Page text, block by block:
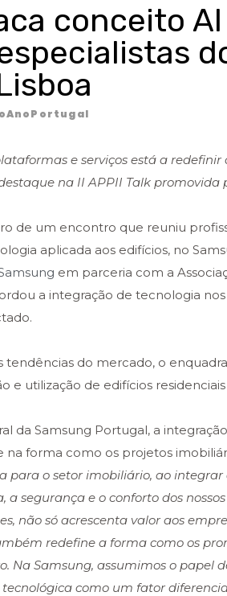
conceito
e serviços está a
na II APPII Talk
de um encontro que reuniu
aplicada aos edifícios, no
em parceria com a
a integração de tecnologia
tendências do mercado, o
e utilização de edifícios
da Samsung Portugal, a
forma como os projetos
para o setor imobiliário, ao
a segurança e o conforto dos
não só acrescenta valor aos
redefine a forma como os
Na Samsung, assumimos o papel
como um fator